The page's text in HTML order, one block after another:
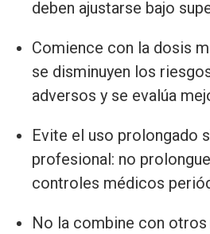
deben ajustarse bajo
Comience con la dosis
se disminuyen los
adversos y se evalúa
Evite el uso prolongado
profesional: no
controles médicos
No la combine con